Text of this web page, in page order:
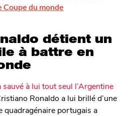
Coupe du monde
détient un
à battre en
sauvé à lui tout seul l’Argentine
Ronaldo a lui brillé d’une
quadragénaire portugais a